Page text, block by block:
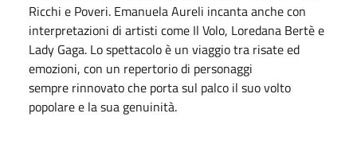
Ricchi e Poveri. Emanuela Aureli incanta anche con
interpretazioni di artisti come Il Volo, Loredana Bertè e
Lady Gaga. Lo spettacolo è un viaggio tra risate ed
emozioni, con un repertorio di personaggi
sempre rinnovato che porta sul palco il suo volto
popolare e la sua genuinità.